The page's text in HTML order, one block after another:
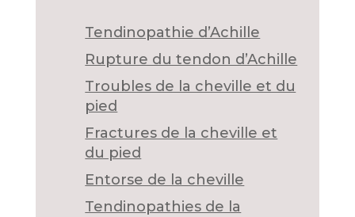
Tendinopathie d’Achille
Rupture du tendon d’Achille
Troubles de la cheville et du
pied
Fractures de la cheville et
du pied
Entorse de la cheville
Tendinopathies de la